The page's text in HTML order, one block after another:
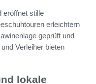
eröffnet stille
erleichtern
geprüft und
Verleiher bieten
lokale